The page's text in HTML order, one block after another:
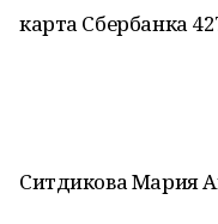
карта Сбербанка
Ситдикова Мария